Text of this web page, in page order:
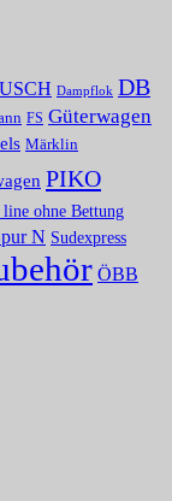
Dampflok DB
FS Güterwagen
Märklin
PIKO
line ohne Bettung
N Sudexpress
ÖBB